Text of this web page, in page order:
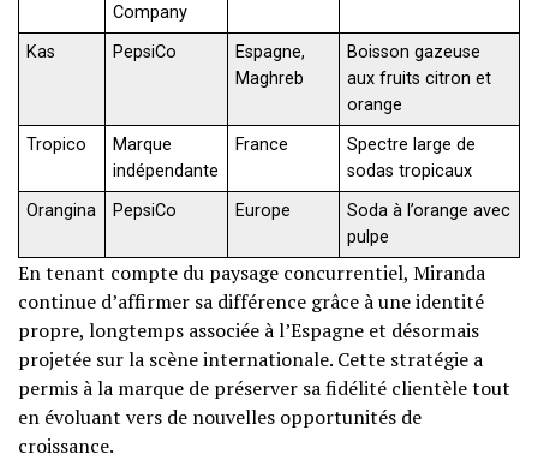
Company
Kas PepsiCo
Espagne,
Maghreb
Boisson gazeuse
aux fruits citron et
orange
Tropico
Marque
indépendante
France
Spectre large de
sodas tropicaux
Orangina
PepsiCo Europe
Soda à l’orange avec
pulpe
En tenant compte du paysage concurrentiel, Miranda
continue d’affirmer sa différence grâce à une identité
propre, longtemps associée à l’Espagne et désormais
projetée sur la scène internationale. Cette stratégie a
permis à la marque de préserver sa fidélité clientèle tout
en évoluant vers de nouvelles opportunités de
croissance.